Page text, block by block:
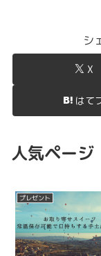
シ
X
はて
人気ページ
プレゼント